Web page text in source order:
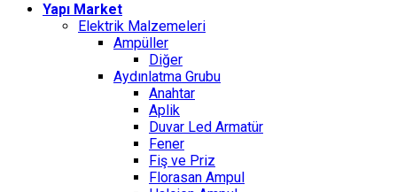
Yapı Market
Elektrik Malzemeleri
Ampüller
Diğer
Aydınlatma Grubu
Anahtar
Aplik
Duvar Led Armatür
Fener
Fiş ve Priz
Florasan Ampul